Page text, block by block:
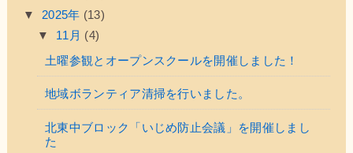
▼ 2025年 (13)
▼ 11月 (4)
土曜参観とオープンスクールを開催しました！
地域ボランティア清掃を行いました。
北東中ブロック「いじめ防止会議」を開催しまし
た